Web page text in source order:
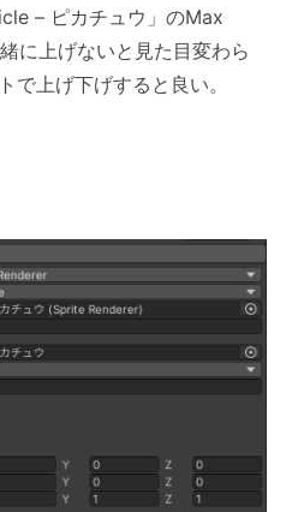
– ピカチュウ」のMax
に上げないと見た目変わら
で上げ下げすると良い。